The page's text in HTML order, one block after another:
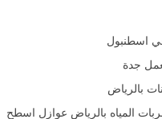
اسطنبول
جدة
بالرياض
المياه بالرياض عوازل اسطح